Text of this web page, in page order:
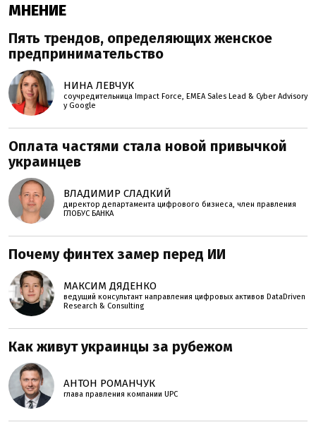
МНЕНИЕ
Пять трендов, определяющих женское
предпринимательство
НИНА ЛЕВЧУК
соучредительница Impact Force, EMEA Sales Lead & Cyber Advisory
у Google
Оплата частями стала новой привычкой
украинцев
ВЛАДИМИР СЛАДКИЙ
директор департамента цифрового бизнеса, член правления
ГЛОБУС БАНКА
Почему финтех замер перед ИИ
МАКСИМ ДЯДЕНКО
ведущий консультант направления цифровых активов DataDriven
Research & Consulting
Как живут украинцы за рубежом
АНТОН РОМАНЧУК
глава правления компании UPC